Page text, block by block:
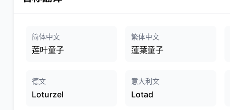
简体中文
莲叶童子
繁体中文
蓮葉童子
德文
Loturzel
意大利文
Lotad